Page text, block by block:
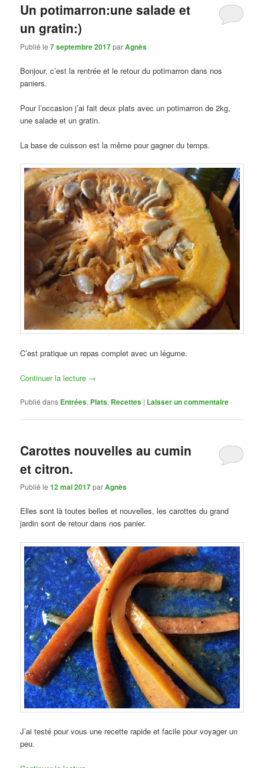
Un potimarron:une salade et
un gratin:)
Publié le7 septembre 2017parAgnès
Bonjour, c’est la rentrée et le retour du potimarron dans nos
paniers.
Pour l’occasion j’ai fait deux plats avec un potimarron de 2kg,
une salade et un gratin.
La base de cuisson est la même pour gagner du temps.
C’est pratique un repas complet avec un légume.
Continuer la lecture →
Publié dans Entrées, Plats, Recettes | Laisser un commentaire
Carottes nouvelles au cumin
et citron.
Publié le12 mai 2017parAgnès
Elles sont là toutes belles et nouvelles, les carottes du grand
jardin sont de retour dans nos panier.
J’ai testé pour vous une recette rapide et facile pour voyager un
peu.